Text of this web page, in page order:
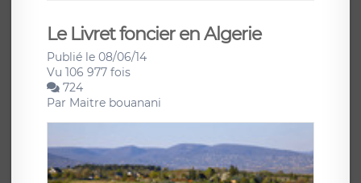
Le Livret foncier en Algerie
Publié le 08/06/14
Vu 106 977 fois
724
Par Maitre bouanani